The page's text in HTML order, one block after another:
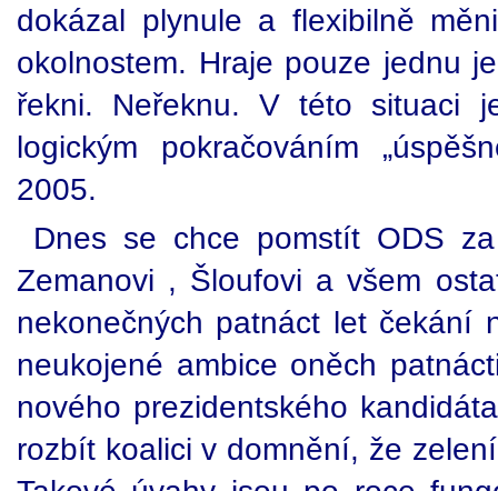
dokázal plynule a flexibilně
okolnostem. Hraje pouze jednu
řekni. Neřeknu. V této situaci
logickým pokračováním
2005.
Dnes se chce pomstít ODS
Zemanovi , Šloufovi a všem
nekonečných patnáct let čekání
neukojené ambice oněch
nového prezidentského
rozbít koalici v domnění, že